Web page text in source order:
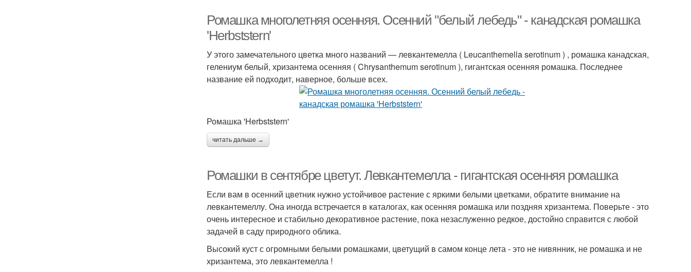
Ромашка многолетняя осенняя. Осенний "белый лебедь" - канадская ромашка
'Herbststern'
У этого замечательного цветка много названий — левкантемелла ( Leucanthemella serotinum ) , ромашка канадская,
гелениум белый, хризантема осенняя ( Chrysanthemum serotinum ), гигантская осенняя ромашка. Последнее
название ей подходит, наверное, больше всех.
Ромашка 'Herbststern'
читать дальше →
Ромашки в сентябре цветут. Левкантемелла - гигантская осенняя ромашка
Если вам в осенний цветник нужно устойчивое растение с яркими белыми цветками, обратите внимание на
левкантемеллу. Она иногда встречается в каталогах, как осенняя ромашка или поздняя хризантема. Поверьте - это
очень интересное и стабильно декоративное растение, пока незаслуженно редкое, достойно справится с любой
задачей в саду природного облика.
Высокий куст с огромными белыми ромашками, цветущий в самом конце лета - это не нивянник, не ромашка и не
хризантема, это левкантемелла !